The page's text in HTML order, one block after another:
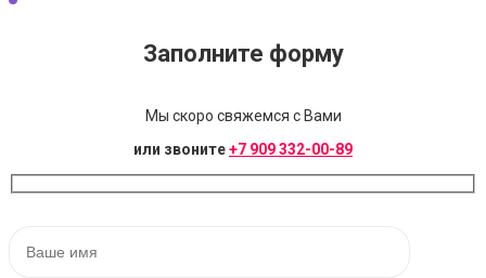
Заполните форму
Мы скоро свяжемся с Вами
или звоните+7 909 332-00-89